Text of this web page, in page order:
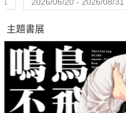
主題書展